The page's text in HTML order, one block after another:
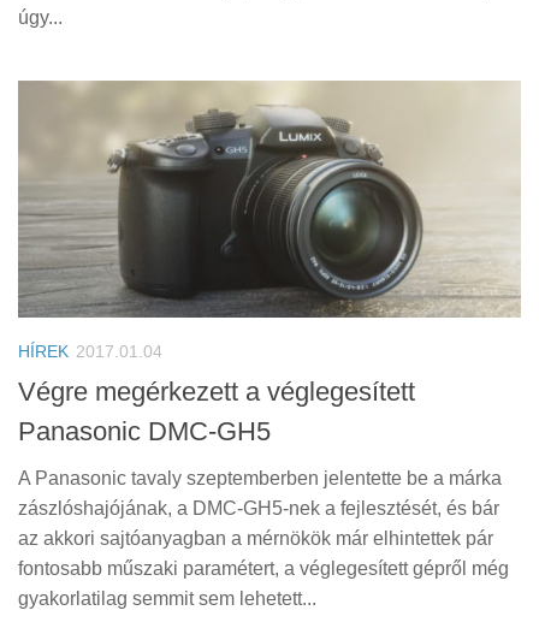
úgy...
HÍREK 2017.01.04
Végre megérkezett a véglegesített
Panasonic DMC-GH5
A Panasonic tavaly szeptemberben jelentette be a márka
zászlóshajójának, a DMC-GH5-nek a fejlesztését, és bár
az akkori sajtóanyagban a mérnökök már elhintettek pár
fontosabb műszaki paramétert, a véglegesített gépről még
gyakorlatilag semmit sem lehetett...